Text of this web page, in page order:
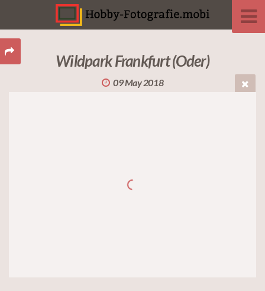
Wildpark Frankfurt (Oder)
09 May 2018